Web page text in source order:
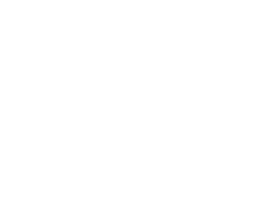
بين الحداثة الميكانيكية والجاهزية
اختيار جمالي، بل هو ميزة
بالألوان الداكنة. بالمقارنة مع
مقطوعة عالية، تظل هذه المركبة في
صيانة مفاجئة.